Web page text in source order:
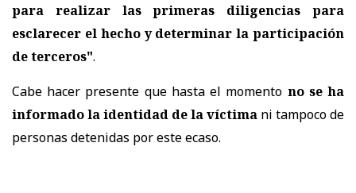
para realizar las primeras diligencias para
esclarecer el hecho y determinar la participación
de terceros".
Cabe hacer presente que hasta el momento no se ha
informado la identidad de la víctima ni tampoco de
personas detenidas por este ecaso.